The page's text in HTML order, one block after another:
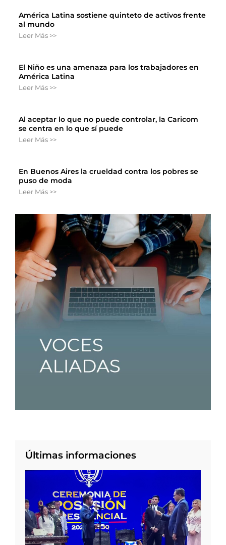
América Latina sostiene quinteto de activos frente
al mundo
Leer Más >>
El Niño es una amenaza para los trabajadores en
América Latina
Leer Más >>
Al aceptar lo que no puede controlar, la Caricom
se centra en lo que sí puede
Leer Más >>
En Buenos Aires la crueldad contra los pobres se
puso de moda
Leer Más >>
Últimas informaciones